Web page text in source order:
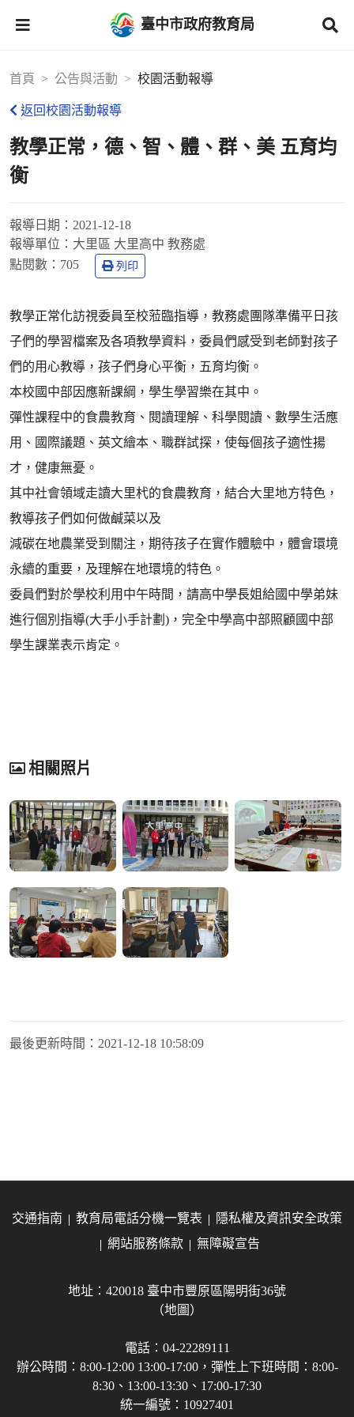
臺中市政府教育局
首頁 公告與活動 校園活動報導
返回校園活動報導
教學正常，德、智、體、群、美 五育均
衡
報導日期： 2021-12-18
報導單位： 大里區 大里高中 教務處
點閱數： 705 列印
教學正常化訪視委員至校蒞臨指導，教務處團隊準備平日孩
子們的學習檔案及各項教學資料，委員們感受到老師對孩子
們的用心教導，孩子們身心平衡，五育均衡。
本校國中部因應新課綱，學生學習樂在其中。
彈性課程中的食農教育、閱讀理解、科學閱讀、數學生活應
用、國際議題、英文繪本、職群試探，使每個孩子適性揚
才，健康無憂。
其中社會領域走讀大里杙的食農教育，結合大里地方特色，
教導孩子們如何做鹹菜以及
減碳在地農業受到關注，期待孩子在實作體驗中，體會環境
永續的重要，及理解在地環境的特色。
委員們對於學校利用中午時間，請高中學長姐給國中學弟妹
進行個別指導(大手小手計劃)，完全中學高中部照顧國中部
學生課業表示肯定。
相關照片
最後更新時間： 2021-12-18 10:58:09
交通指南 教育局電話分機一覽表
隱私權及資訊安全政策
網站服務條款
無障礙宣告
地址：420018 臺中市豐原區陽明街36號
（地圖）
電話：04-22289111
辦公時間：8:00-12:00 13:00-17:00，彈性上下班時間：8:00-
8:30、13:00-13:30、17:00-17:30
統一編號：10927401